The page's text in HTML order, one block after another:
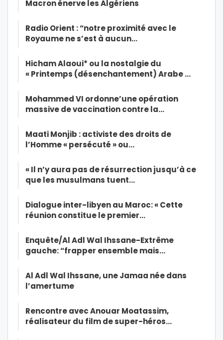
Macron énerve les Algériens
Radio Orient : “notre proximité avec le
Royaume ne s’est à aucun…
Hicham Alaoui* ou la nostalgie du
« Printemps (désenchantement) Arabe …
Mohammed VI ordonne’une opération
massive de vaccination contre la…
Maati Monjib : activiste des droits de
l’Homme « persécuté » ou…
« Il n’y aura pas de résurrection jusqu’à ce
que les musulmans tuent…
Dialogue inter-libyen au Maroc: « Cette
réunion constitue le premier…
Enquête/Al Adl Wal Ihssane-Extrême
gauche: “frapper ensemble mais…
Al Adl Wal Ihssane, une Jamaa née dans
l’amertume
Rencontre avec Anouar Moatassim,
réalisateur du film de super-héros…